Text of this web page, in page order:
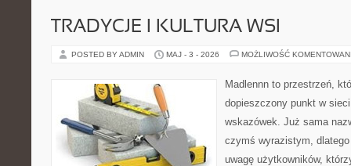
TRADYCJE I KULTURA WSI
POSTED BY ADMIN MAJ - 3 - 2026 MOŻLIWOŚĆ
Madlennn to przestrzeń,
dopieszczony punkt w
wskazówek. Już sama
czymś wyrazistym,
uwagę użytkowników,